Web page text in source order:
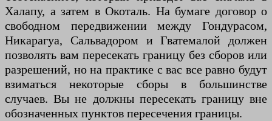
Халапу, а затем в Окоталь. На бумаге договор о
свободном передвижении между Гондурасом,
Никарагуа, Сальвадором и Гватемалой должен
позволять вам пересекать границу без сборов или
разрешений, но на практике с вас все равно будут
взиматься некоторые сборы в большинстве
случаев. Вы не должны пересекать границу вне
обозначенных пунктов пересечения границы.